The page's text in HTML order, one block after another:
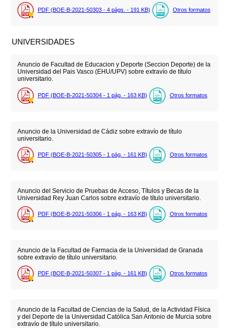
PDF (BOE-B-2021-50303 - 4 págs. - 191 KB) Otros formatos
UNIVERSIDADES
Anuncio de Facultad de Educacion y Deporte (Seccion Deporte) de la
Universidad del Pais Vasco (EHU/UPV) sobre extravío de título
universitario.
PDF (BOE-B-2021-50304 - 1 pág. - 163 KB) Otros formatos
Anuncio de la Universidad de Cádiz sobre extravío de título
universitario.
PDF (BOE-B-2021-50305 - 1 pág. - 161 KB) Otros formatos
Anuncio del Servicio de Pruebas de Acceso, Títulos y Becas de la
Universidad Rey Juan Carlos sobre extravío de título universitario.
PDF (BOE-B-2021-50306 - 1 pág. - 163 KB) Otros formatos
Anuncio de la Facultad de Farmacia de la Universidad de Granada
sobre extravío de título universitario.
PDF (BOE-B-2021-50307 - 1 pág. - 161 KB) Otros formatos
Anuncio de la Facultad de Ciencias de la Salud, de la Actividad Física
y del Deporte de la Universidad Católica San Antonio de Murcia sobre
extravío de título universitario.